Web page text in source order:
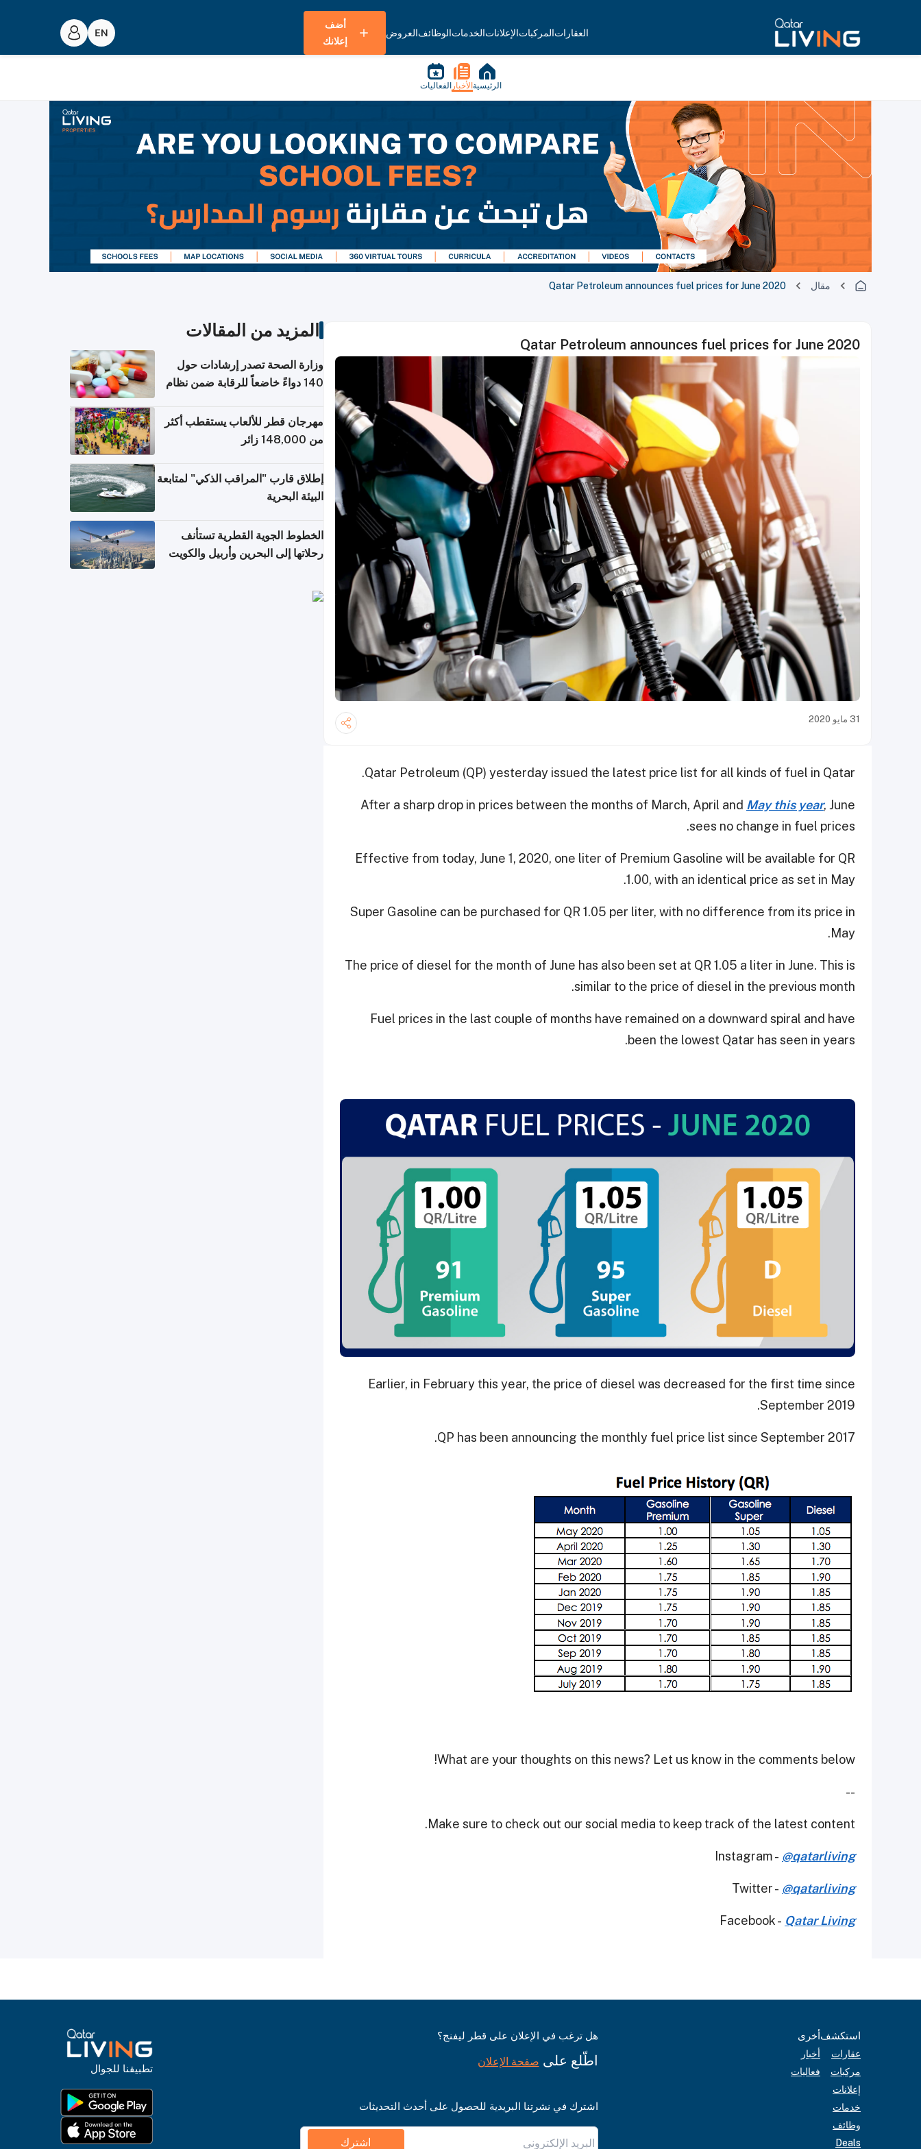
العقاراتالمركباتالإعلاناتالخدماتالوظائفالعروض
أضف
إعلانك
الرئيسية الأخبار الفعاليات
مقال Qatar Petroleum announces fuel prices for June 2020
Qatar Petroleum announces fuel prices for June 2020
31 مايو 2020
Qatar Petroleum (QP) yesterday issued the latest price list for all kinds of fuel in Qatar.
After a sharp drop in prices between the months of March, April and May this year, June
sees no change in fuel prices.
Effective from today, June 1, 2020, one liter of Premium Gasoline will be available for QR
1.00, with an identical price as set in May.
Super Gasoline can be purchased for QR 1.05 per liter, with no difference from its price in
May.
The price of diesel for the month of June has also been set at QR 1.05 a liter in June. This is
similar to the price of diesel in the previous month.
Fuel prices in the last couple of months have remained on a downward spiral and have
been the lowest Qatar has seen in years.
Earlier, in February this year, the price of diesel was decreased for the first time since
September 2019.
QP has been announcing the monthly fuel price list since September 2017.
What are your thoughts on this news? Let us know in the comments below!
--
Make sure to check out our social media to keep track of the latest content.
Instagram - @qatarliving
Twitter - @qatarliving
Facebook - Qatar Living
المزيد من المقالات
وزارة الصحة تصدر إرشادات حول
140 دواءً خاضعاً للرقابة ضمن نظام
مهرجان قطر للألعاب يستقطب أكثر
من 148,000 زائر
إطلاق قارب "المراقب الذكي" لمتابعة
البيئة البحرية
الخطوط الجوية القطرية تستأنف
رحلاتها إلى البحرين وأربيل والكويت
استكشف
عقارات
مركبات
إعلانات
خدمات
وظائف
Deals
أخرى
أخبار
فعاليات
هل ترغب في الإعلان على قطر ليفنج؟
اطّلع على صفحة الإعلان
اشترك في نشرتنا البريدية للحصول على أحدث التحديثات
اشترك
تطبيقنا للجوال